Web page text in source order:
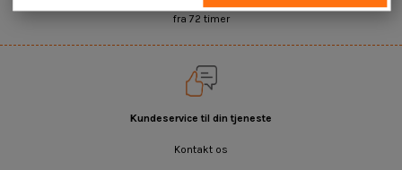
fra 72 timer
Kundeservice til din tjeneste
Kontakt os